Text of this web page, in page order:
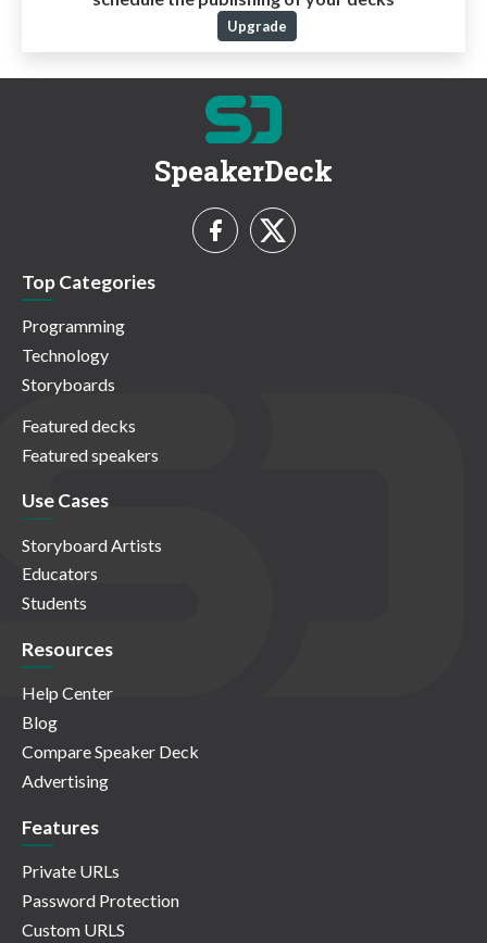
Upgrade
SpeakerDeck
Top Categories
Programming
Technology
Storyboards
Featured decks
Featured speakers
Use Cases
Storyboard Artists
Educators
Students
Resources
Help Center
Blog
Compare Speaker Deck
Advertising
Features
Private URLs
Password Protection
Custom URLS